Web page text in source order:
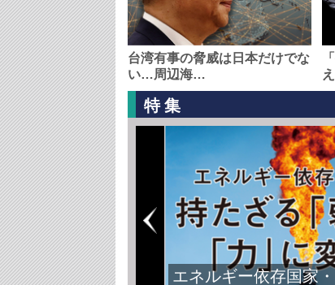
台湾有事の脅威は日本だけでな
い…周辺海…
特集
エネルギー依存国家